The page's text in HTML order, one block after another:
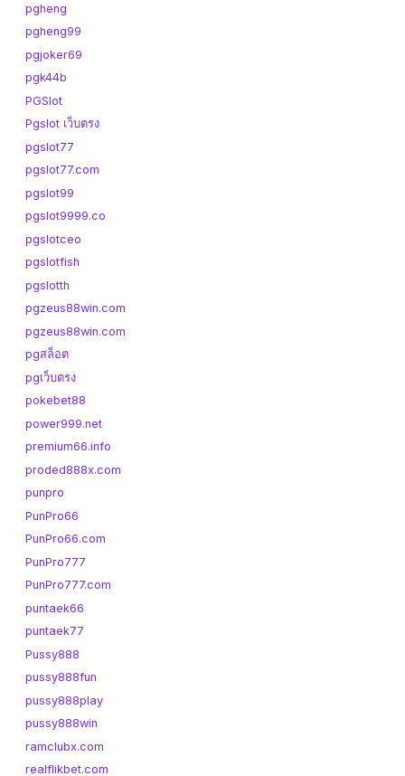
pgheng
pgheng99
pgjoker69
pgk44b
PGSlot
Pgslot เว็บตรง
pgslot77
pgslot77.com
pgslot99
pgslot9999.co
pgslotceo
pgslotfish
pgslotth
pgzeus88win.com
pgzeus88win.com
pgสล็อต
pgเว็บตรง
pokebet88
power999.net
premium66.info
proded888x.com
punpro
PunPro66
PunPro66.com
PunPro777
PunPro777.com
puntaek66
puntaek77
Pussy888
pussy888fun
pussy888play
pussy888win
ramclubx.com
realflikbet.com